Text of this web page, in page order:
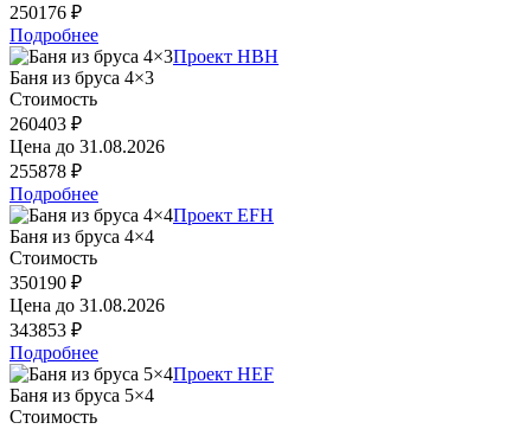
250176 ₽
Подробнее
Проект HBH
Баня из бруса 4×3
Стоимость
260403 ₽
Цена до 31.08.2026
255878 ₽
Подробнее
Проект EFH
Баня из бруса 4×4
Стоимость
350190 ₽
Цена до 31.08.2026
343853 ₽
Подробнее
Проект HEF
Баня из бруса 5×4
Стоимость